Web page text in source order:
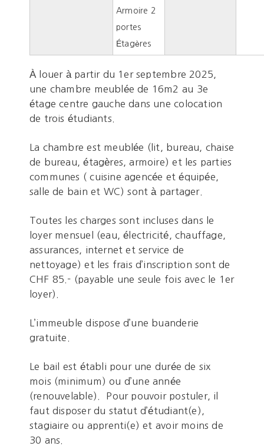
Armoire 2
portes
Étagères
À louer à partir du 1er septembre 2025,
une chambre meublée de 16m2 au 3e
étage centre gauche dans une colocation
de trois étudiants.
La chambre est meublée (lit, bureau, chaise
de bureau, étagères, armoire) et les parties
communes ( cuisine agencée et équipée,
salle de bain et WC) sont à partager.
Toutes les charges sont incluses dans le
loyer mensuel (eau, électricité, chauffage,
assurances, internet et service de
nettoyage) et les frais d’inscription sont de
CHF 85.- (payable une seule fois avec le 1er
loyer).
L’immeuble dispose d’une buanderie
gratuite.
Le bail est établi pour une durée de six
mois (minimum) ou d’une année
(renouvelable). Pour pouvoir postuler, il
faut disposer du statut d’étudiant(e),
stagiaire ou apprenti(e) et avoir moins de
30 ans.